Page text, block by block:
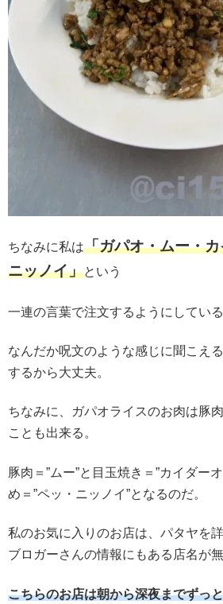
ちなみに私は「ガパオ・ムー・
ニッノイ」という
一連の言葉で注文するようにしている
なんだか呪文のような感じに聞こえ
するから大丈夫。
ちなみに、ガパオライスのお肉は豚
ことも出来る。
豚肉＝”ムー”と目玉焼き＝”カイダー
め＝”ペッ・ニッノイ”となるのだ。
私のお気に入りのお店は、パタヤを
ブロガーさんの情報にもある店名が
こちらのお店は朝から深夜までずっ